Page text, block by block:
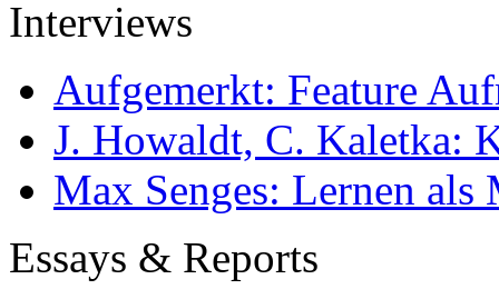
Interviews
Aufgemerkt: Feature
J. Howaldt, C. Kaletka:
Max Senges: Lernen als
Essays & Reports